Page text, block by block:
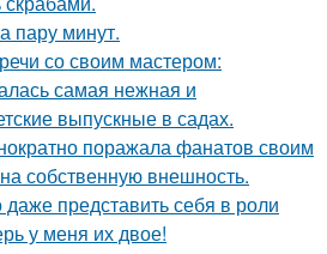
пару минут.
со своим мастером:
самая нежная и
выпускные в садах.
поражала фанатов своим
собственную внешность.
представить себя в роли
у меня их двое!